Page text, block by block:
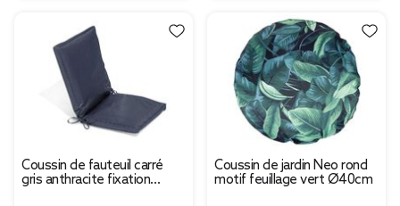
Coussin de fauteuil carré
gris anthracite fixation
Coussin de jardin Neo rond
motif feuillage vert Ø40cm